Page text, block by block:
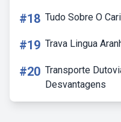
#18 Tudo Sobre O
#19 Trava Lingua
#20 Transporte
Desvantagens